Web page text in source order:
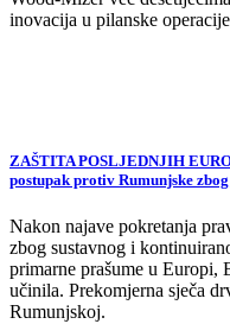
inovacija u pilanske
ZAŠTITA POSLJEDNJIH
postupak protiv Rumunjske
Nakon najave pokretanja
zbog sustavnog i
primarne prašume u Europi,
učinila. Prekomjerna sječa
Rumunjskoj.